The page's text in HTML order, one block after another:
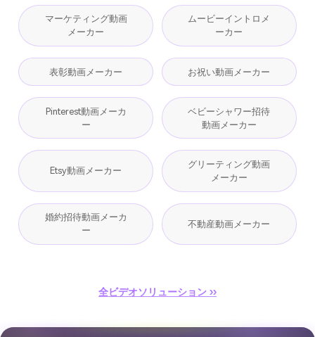
マーケティング動画
メーカー
ムービーイントロメ
ーカー
表彰動画メーカー お祝い動画メーカー
Pinterest動画メーカ
ー
ベビーシャワー招待
動画メーカー
Etsy動画メーカー
グリーティング動画
メーカー
婚約招待動画メーカ
ー
不動産動画メーカー
全ビデオソリューション ››